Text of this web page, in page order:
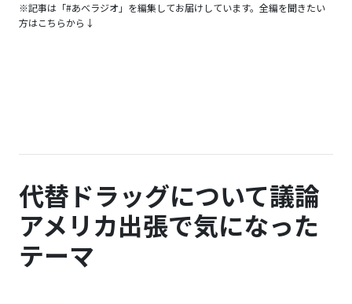
※記事は「#あべラジオ」を編集してお届けしています。全編を聞きたい
方はこちらから↓
代替ドラッグについて議論
アメリカ出張で気になった
テーマ